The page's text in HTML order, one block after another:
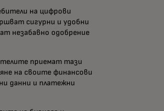
на цифрови
сигурни и удобни
незабавно одобрение
приемат тази
на своите финансови
данни и платежни